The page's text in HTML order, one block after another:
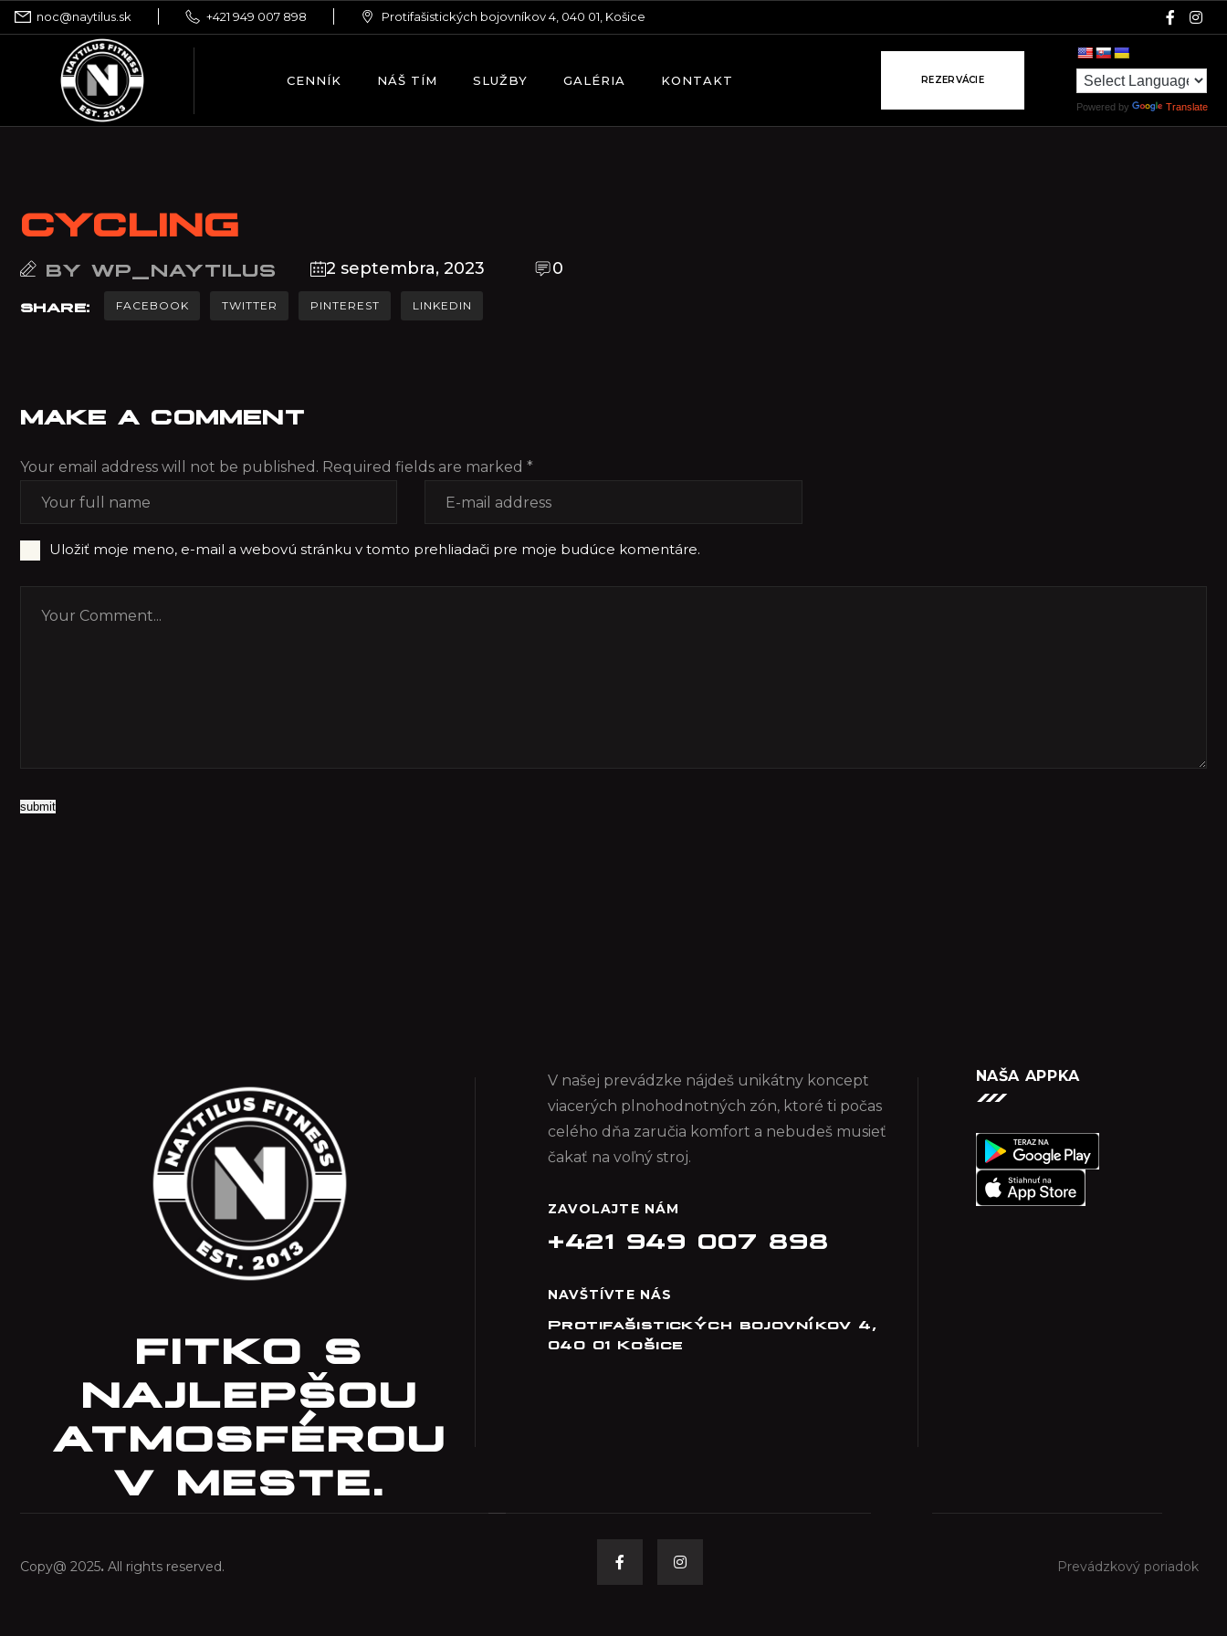
noc@naytilus.sk +421 949 007 898 Protifašistických bojovníkov 4, 040 01, Košice
CENNÍK NÁŠ TÍM SLUŽBY GALÉRIA KONTAKT REZERVÁCIE
Powered by Translate
CYCLING
BY WP_NAYTILUS 2 septembra, 2023 0
SHARE: FACEBOOK TWITTER PINTEREST LINKEDIN
MAKE A COMMENT
Your email address will not be published. Required fields are marked *
Uložiť moje meno, e-mail a webovú stránku v tomto prehliadači pre moje budúce komentáre.
submit
FITKO S
NAJLEPŠOU
ATMOSFÉROU
V MESTE.
V našej prevádzke nájdeš unikátny koncept
viacerých plnohodnotných zón, ktoré ti počas
celého dňa zaručia komfort a nebudeš musieť
čakať na voľný stroj.
ZAVOLAJTE NÁM
+421 949 007 898
NAVŠTÍVTE NÁS
Protifašistických bojovníkov 4,
040 01 Košice
NAŠA APPKA
Copy@ 2025. All rights reserved. Prevádzkový poriadok